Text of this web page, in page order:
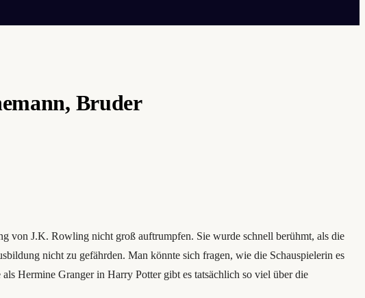
Bruder
von J.K. Rowling nicht groß auftrumpfen. Sie wurde schnell berühmt, als die
nicht zu gefährden. Man könnte sich fragen, wie die Schauspielerin es
Hermine Granger in Harry Potter gibt es tatsächlich so viel über die